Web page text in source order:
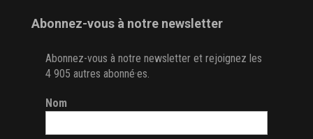
Abonnez-vous à notre newsletter
Abonnez-vous à notre newsletter et rejoignez les
4 905 autres abonné·es.
Nom